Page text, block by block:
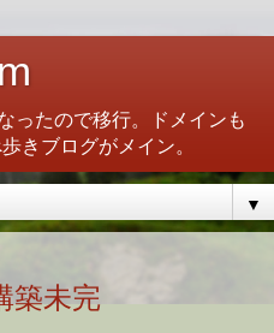
ったので移行。ドメインも
きブログがメイン。
▼
築未完